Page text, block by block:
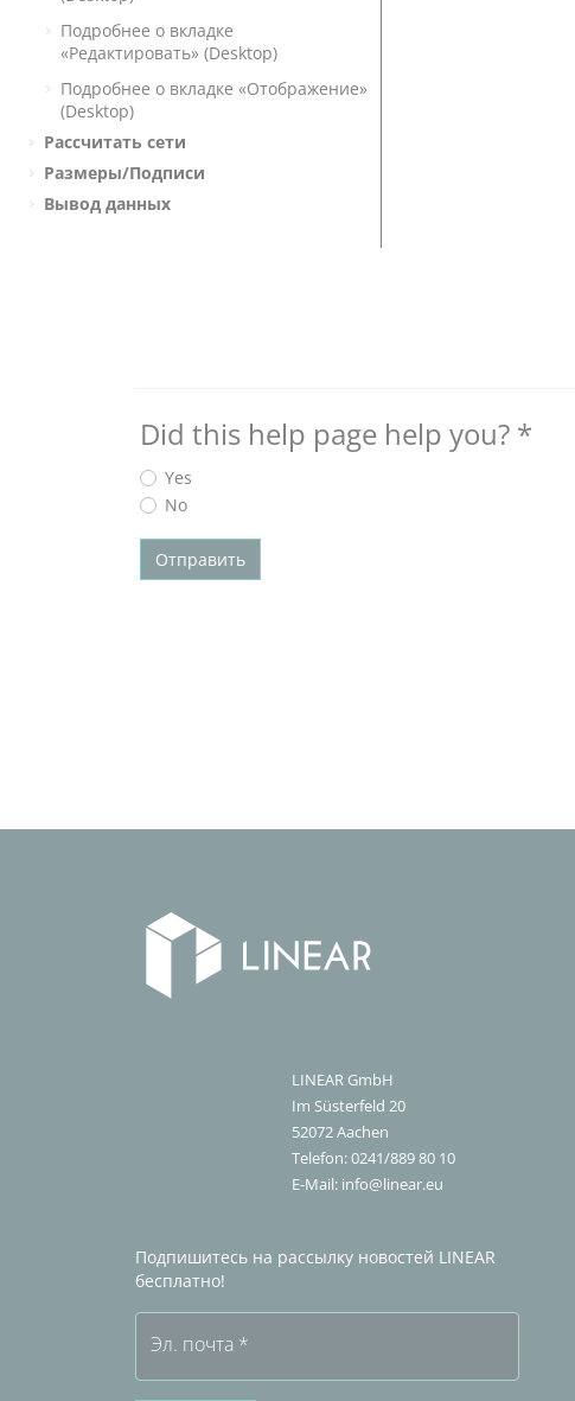
Подробнее о вкладке
«Редактировать» (Desktop)
Подробнее о вкладке «Отображение»
(Desktop)
Рассчитать сети
Размеры/Подписи
Вывод данных
Did this help page help you? *
Yes
No
Отправить
LINEAR GmbH
Im Süsterfeld 20
52072Aachen
Telefon:0241/889 80 10
E-Mail: info@linear.eu
Подпишитесь на рассылку новостей LINEAR
бесплатно!
Эл. почта *